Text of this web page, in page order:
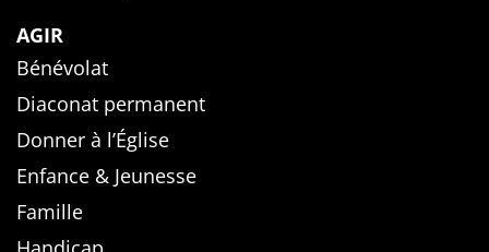
AGIR
Bénévolat
Diaconat permanent
Donner à l’Église
Enfance & Jeunesse
Famille